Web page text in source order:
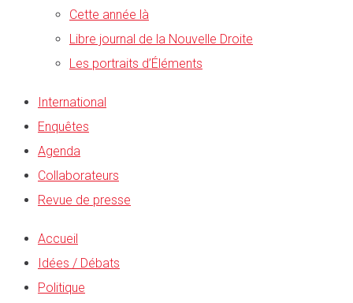
Cette année là
Libre journal de la Nouvelle Droite
Les portraits d’Éléments
International
Enquêtes
Agenda
Collaborateurs
Revue de presse
Accueil
Idées / Débats
Politique